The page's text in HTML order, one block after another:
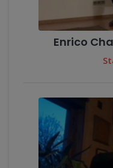
Enrico